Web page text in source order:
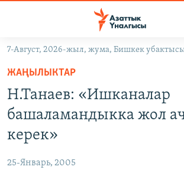
Навигацияга
өтүңүз
Издөөгө
салыңыз
МАДАНИЯТ
ДҮЙНӨ
ТВ ПРОГРАММАЛАР
7-Август, 2026-жыл, жума, Бишкек
ЖАҢЫЛЫКТАР
Н.Танаев: «Ишканалар
башаламандыкка жол
керек»
25-Январь, 2005